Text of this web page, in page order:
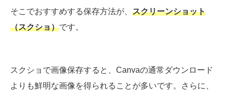
そこでおすすめする保存方法が、 スクリーンショット
（スクショ）です。
スクショで画像保存すると、Canvaの通常ダウンロード
よりも鮮明な画像を得られることが多いです。さらに、